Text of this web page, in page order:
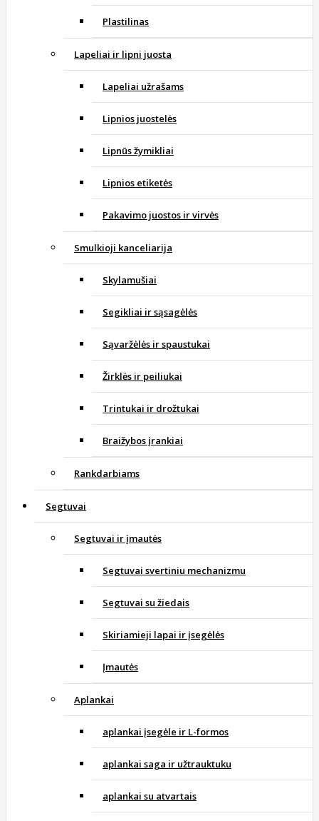
Plastilinas
Lapeliai ir lipni juosta
Lapeliai užrašams
Lipnios juostelės
Lipnūs žymikliai
Lipnios etiketės
Pakavimo juostos ir virvės
Smulkioji kanceliarija
Skylamušiai
Segikliai ir sąsagėlės
Sąvaržėlės ir spaustukai
Žirklės ir peiliukai
Trintukai ir drožtukai
Braižybos įrankiai
Rankdarbiams
Segtuvai
Segtuvai ir įmautės
Segtuvai svertiniu mechanizmu
Segtuvai su žiedais
Skiriamieji lapai ir įsegėlės
Įmautės
Aplankai
aplankai įsegėle ir L-formos
aplankai saga ir užtrauktuku
aplankai su atvartais